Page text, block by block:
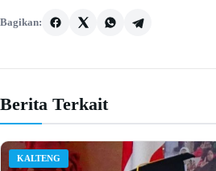
Bagikan:
Berita Terkait
KALTENG